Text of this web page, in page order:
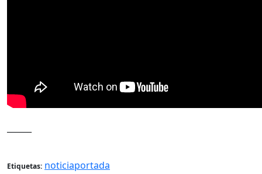
Etiquetas: noticiaportada